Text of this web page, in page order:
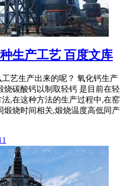
生产工艺 百度文库
艺生产出来的呢？ 氧化钙生产
烧碳酸钙以制取轻钙 是目前在轻
,在这种方法的生产过程中,在窑
煅烧时间相关,煅烧温度高低同产